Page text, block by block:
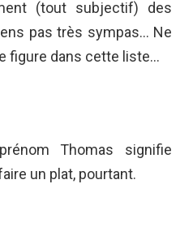
(tout subjectif) des
pas très sympas… Ne
figure dans cette liste…
Thomas signifie
un plat, pourtant.